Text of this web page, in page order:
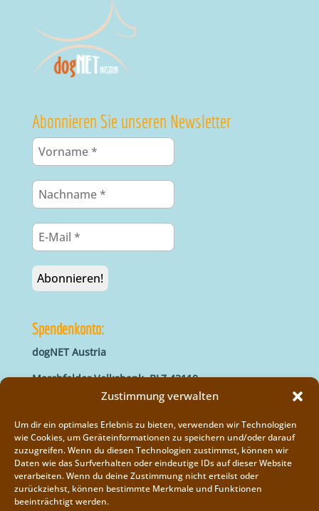
Zustimmung verwalten
Um dir ein optimales Erlebnis zu bieten, verwenden wir Technologien
wie Cookies, um Geräteinformationen zu speichern und/oder darauf
zuzugreifen. Wenn du diesen Technologien zustimmst, können wir
Daten wie das Surfverhalten oder eindeutige IDs auf dieser Website
verarbeiten. Wenn du deine Zustimmung nicht erteilst oder
zurückziehst, können bestimmte Merkmale und Funktionen
beeinträchtigt werden.
Abonnieren Sie unseren Newsletter
Spendenkonto:
dogNET Austria
Marchfelder Volksbank, BLZ 42110
IBAN: AT66 4211 0421 5000 0000